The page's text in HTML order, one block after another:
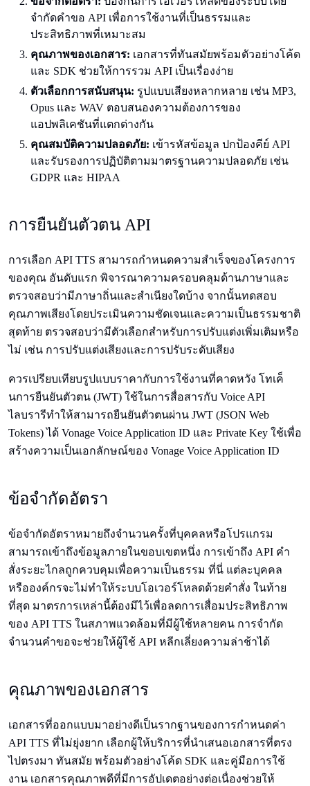
จำกัดคำขอ API เพื่อการใช้งานที่เป็นธรรมและ
ประสิทธิภาพที่เหมาะสม
คุณภาพของเอกสาร: เอกสารที่ทันสมัยพร้อมตัวอย่างโค้ด
และ SDK ช่วยให้การรวม API เป็นเรื่องง่าย
ตัวเลือกการสนับสนุน: รูปแบบเสียงหลากหลาย เช่น MP3,
Opus และ WAV ตอบสนองความต้องการของ
แอปพลิเคชันที่แตกต่างกัน
คุณสมบัติความปลอดภัย: เข้ารหัสข้อมูล ปกป้องคีย์ API
และรับรองการปฏิบัติตามมาตรฐานความปลอดภัย เช่น
GDPR และ HIPAA
การยืนยันตัวตน API
การเลือก API TTS สามารถกำหนดความสำเร็จของโครงการ
ของคุณ อันดับแรก พิจารณาความครอบคลุมด้านภาษาและ
ตรวจสอบว่ามีภาษาถิ่นและสำเนียงใดบ้าง จากนั้นทดสอบ
คุณภาพเสียงโดยประเมินความชัดเจนและความเป็นธรรมชาติ
สุดท้าย ตรวจสอบว่ามีตัวเลือกสำหรับการปรับแต่งเพิ่มเติมหรือ
ไม่ เช่น การปรับแต่งเสียงและการปรับระดับเสียง
ควรเปรียบเทียบรูปแบบราคากับการใช้งานที่คาดหวัง โทเค็
นการยืนยันตัวตน (JWT) ใช้ในการสื่อสารกับ Voice API
ไลบรารีทำให้สามารถยืนยันตัวตนผ่าน JWT (JSON Web
Tokens) ได้ Vonage Voice Application ID และ Private Key ใช้เพื่อ
สร้างความเป็นเอกลักษณ์ของ Vonage Voice Application ID
ข้อจำกัดอัตรา
ข้อจำกัดอัตราหมายถึงจำนวนครั้งที่บุคคลหรือโปรแกรม
สามารถเข้าถึงข้อมูลภายในขอบเขตหนึ่ง การเข้าถึง API คำ
สั่งระยะไกลถูกควบคุมเพื่อความเป็นธรรม ที่นี่ แต่ละบุคคล
หรือองค์กรจะไม่ทำให้ระบบโอเวอร์โหลดด้วยคำสั่ง ในท้าย
ที่สุด มาตรการเหล่านี้ต้องมีไว้เพื่อลดการเสื่อมประสิทธิภาพ
ของ API TTS ในสภาพแวดล้อมที่มีผู้ใช้หลายคน การจำกัด
จำนวนคำขอจะช่วยให้ผู้ใช้ API หลีกเลี่ยงความล่าช้าได้
คุณภาพของเอกสาร
เอกสารที่ออกแบบมาอย่างดีเป็นรากฐานของการกำหนดค่า
API TTS ที่ไม่ยุ่งยาก เลือกผู้ให้บริการที่นำเสนอเอกสารที่ตรง
ไปตรงมา ทันสมัย พร้อมตัวอย่างโค้ด SDK และคู่มือการใช้
งาน เอกสารคุณภาพดีที่มีการอัปเดตอย่างต่อเนื่องช่วยให้